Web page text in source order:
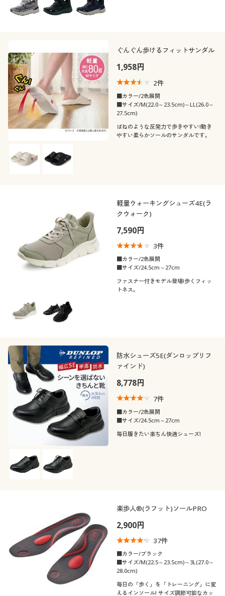
ぐんぐん歩けるフィットサンダル
1,958円
2件
■カラー/2色展開
■サイズ/M(22.0～23.5cm)～LL(26.0～
27.5cm)
ばねのような反発力で歩きやすい!動き
やすい柔らかソールのサンダルです。
軽量ウォーキングシューズ4E(ラ
クウォーク)
7,590円
3件
■カラー/2色展開
■サイズ/24.5cm～27cm
ファスナー付きモデル登場!歩くフィッ
トネス。
防水シューズ5E(ダンロップリフ
ァインド)
8,778円
7件
■カラー/2色展開
■サイズ/24.5cm～27cm
毎日履きたい楽ちん快適シューズ!
楽歩人®(ラフット)ソールPRO
2,900円
37件
■カラー/ブラック
■サイズ/M(22.5～23.5cm)～3L(27.0～
28.0cm)
毎日の「歩く」を「トレーニング」に変
えるインソール! サイズ調節可能なカッ